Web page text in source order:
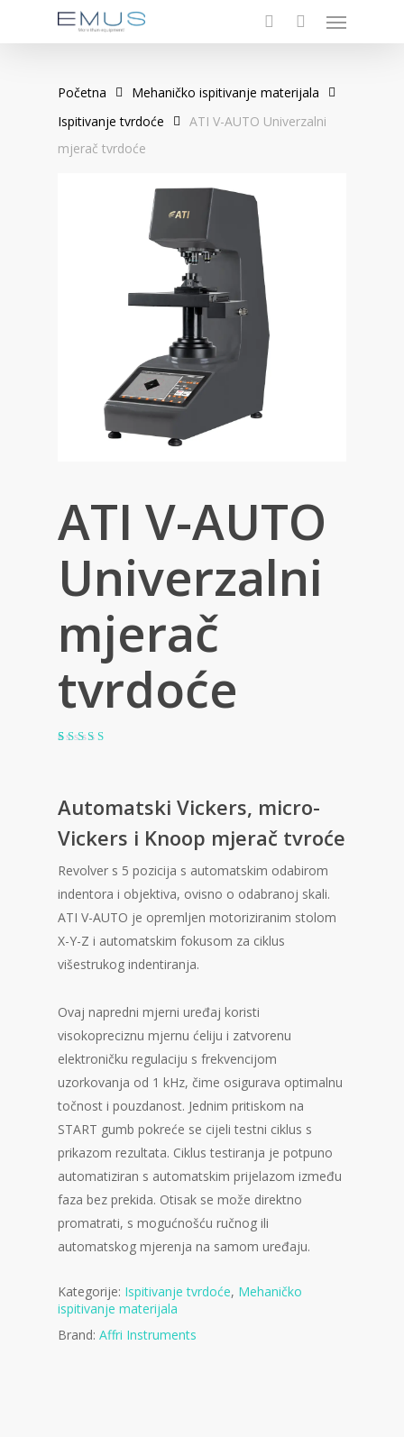
search
Menu
Početna
Mehaničko ispitivanje materijala
Ispitivanje tvrdoće
ATI V-AUTO Univerzalni
mjerač tvrdoće
ATI V-AUTO
Univerzalni
mjerač
tvrdoće
(
korisnika)
Automatski Vickers, micro-
Vickers i Knoop mjerač tvroće
Revolver s 5 pozicija s automatskim odabirom
indentora i objektiva, ovisno o odabranoj skali.
ATI V-AUTO je opremljen motoriziranim stolom
X-Y-Z i automatskim fokusom za ciklus
višestrukog indentiranja.
Ovaj napredni mjerni uređaj koristi
visokopreciznu mjernu ćeliju i zatvorenu
elektroničku regulaciju s frekvencijom
uzorkovanja od 1 kHz, čime osigurava optimalnu
točnost i pouzdanost. Jednim pritiskom na
START gumb pokreće se cijeli testni ciklus s
prikazom rezultata. Ciklus testiranja je potpuno
automatiziran s automatskim prijelazom između
faza bez prekida. Otisak se može direktno
promatrati, s mogućnošću ručnog ili
automatskog mjerenja na samom uređaju.
Kategorije: Ispitivanje tvrdoće, Mehaničko
ispitivanje materijala
Brand: Affri Instruments